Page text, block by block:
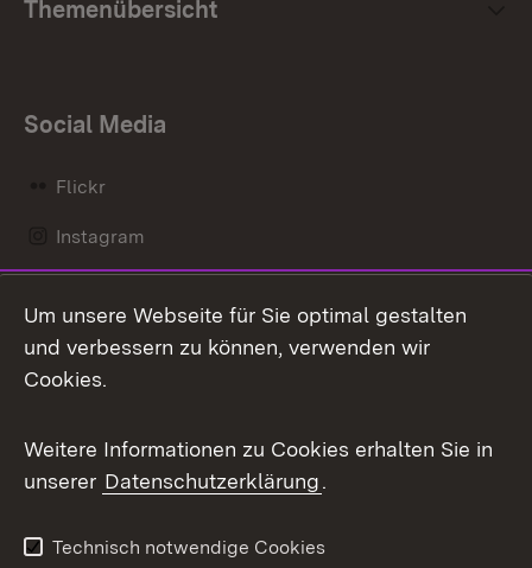
Themenübersicht
Social Media
Flickr
Instagram
Mastodon
Messenger
Social Wall
X / Twitter
Youtube
Um unsere Webseite für Sie optimal gestalten
und verbessern zu können, verwenden wir
Cookies.
Weitere Informationen zu Cookies erhalten Sie in
unserer Datenschutzerklärung.
Technisch notwendige Cookies